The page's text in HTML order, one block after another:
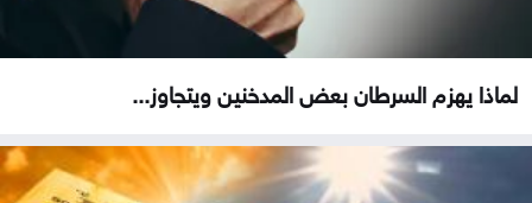
لماذا يهزم السرطان بعض المدخنين ويتجاوز...